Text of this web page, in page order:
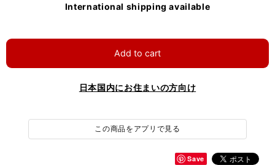
International shipping available
Add to cart
日本国内にお住まいの方向け
この商品をアプリで見る
Save